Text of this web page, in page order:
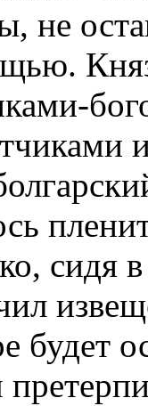
не
сидя
будет